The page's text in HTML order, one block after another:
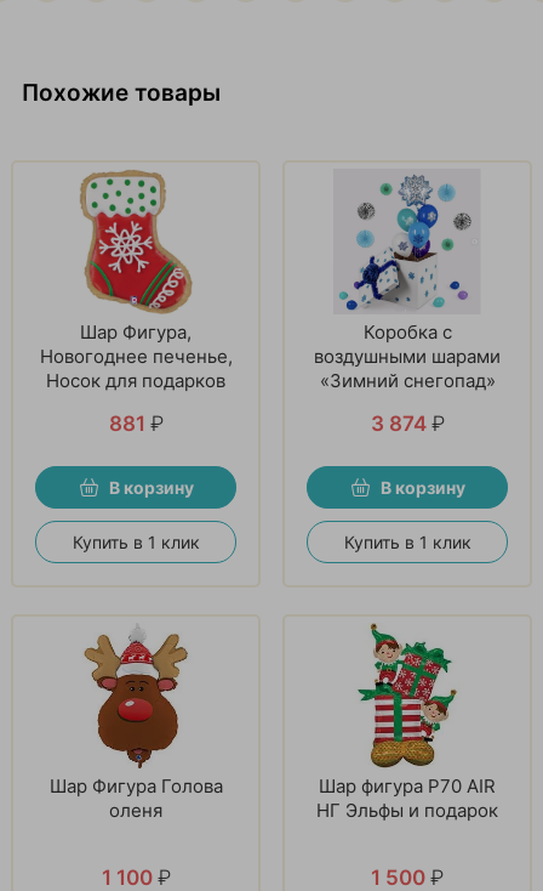
Похожие товары
Шар Фигура,
Новогоднее печенье,
Носок для подарков
881 ₽
В корзину
Купить в 1 клик
Коробка с
воздушными шарами
«Зимний снегопад»
3 874 ₽
В корзину
Купить в 1 клик
Шар Фигура Голова
оленя
1 100 ₽
Шар фигура P70 AIR
НГ Эльфы и подарок
1 500 ₽